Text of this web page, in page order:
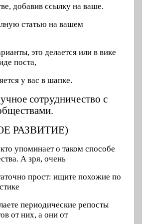
добавив ссылку на ваше.
статью на вашем
это делается или в вике
поста,
у вас в шапке.
сотрудничество с
РАЗВИТИЕ)
упоминает о таком способе
А зря, очень
прост: ищите похожие по
периодические репосты
от них, а они от